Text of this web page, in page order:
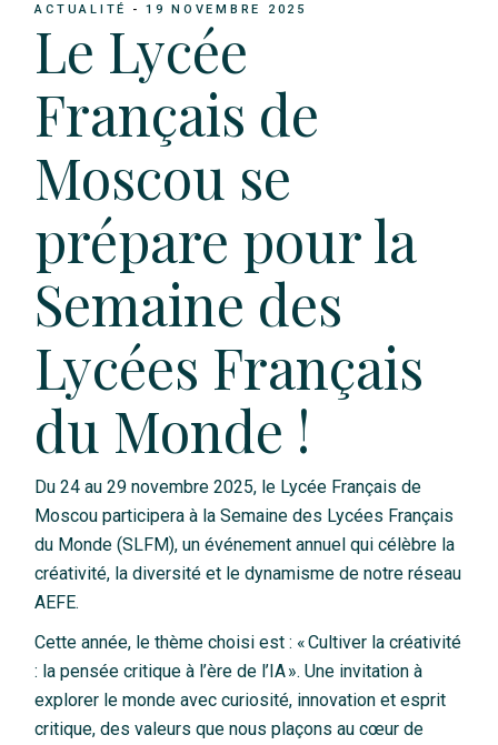
ACTUALITÉ 19 NOVEMBRE 2025
Le Lycée
Français de
Moscou se
prépare pour la
Semaine des
Lycées Français
du Monde !
Du 24 au 29 novembre 2025, le Lycée Français de
Moscou participera à la Semaine des Lycées Français
du Monde (SLFM), un événement annuel qui célèbre la
créativité, la diversité et le dynamisme de notre réseau
AEFE.
Cette année, le thème choisi est : « Cultiver la créativité
: la pensée critique à l’ère de l’IA ». Une invitation à
explorer le monde avec curiosité, innovation et esprit
critique, des valeurs que nous plaçons au cœur de